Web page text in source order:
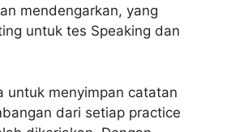
mendengarkan, yang
untuk tes Speaking dan
untuk menyimpan catatan
dari setiap practice